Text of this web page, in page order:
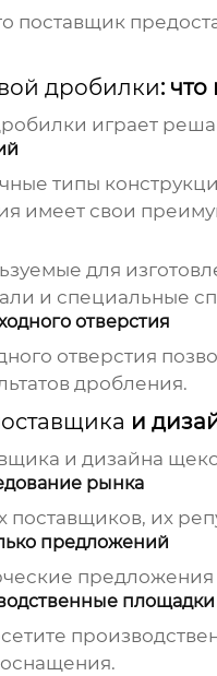
поставщик
дробилки:
играет
типы
имеет свои
для
и специальные
отверстия
отверстия
дробления.
и
и дизайна
рынка
поставщиков, их
предложений
предложения
площадки
оснащения.